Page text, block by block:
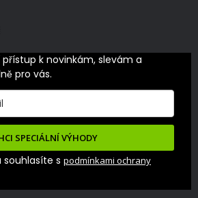
přístup k novinkám, slevám a
pro vás.
SPECIÁLNÍ VÝHODY
s podmínkami ochrany